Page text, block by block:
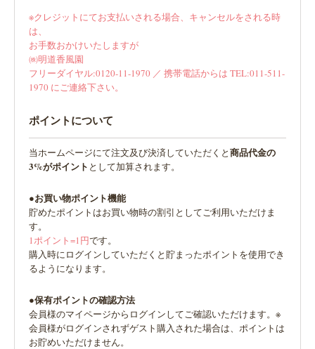
※クレジットにてお支払いされる場合、キャンセルをされる時
は、
お手数おかけいたしますが
㈱明道香風園
フリーダイヤル:0120-11-1970 ／ 携帯電話からは TEL:011-511-
1970 にご連絡下さい。
ポイントについて
当ホームページにて注文及び決済していただくと商品代金の
3%がポイント として加算されます。
●お買い物ポイント機能
貯めたポイントはお買い物時の割引としてご利用いただけま
す。
1ポイント=1円です。
購入時にログインしていただくと貯まったポイントを使用でき
るようになります。
●保有ポイントの確認方法
会員様のマイページからログインしてご確認いただけます。※
会員様がログインされずゲスト購入された場合は、ポイントは
お貯めいただけません。